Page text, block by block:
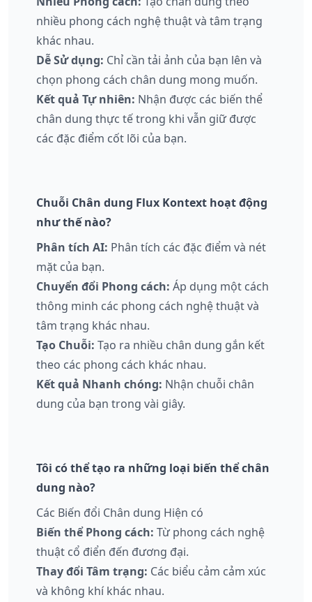
nhiều phong cách nghệ thuật và tâm trạng
khác nhau.
Dễ Sử dụng: Chỉ cần tải ảnh của bạn lên và
chọn phong cách chân dung mong muốn.
Kết quả Tự nhiên: Nhận được các biến thể
chân dung thực tế trong khi vẫn giữ được
các đặc điểm cốt lõi của bạn.
Chuỗi Chân dung Flux Kontext hoạt động
như thế nào?
Phân tích AI: Phân tích các đặc điểm và nét
mặt của bạn.
Chuyển đổi Phong cách: Áp dụng một cách
thông minh các phong cách nghệ thuật và
tâm trạng khác nhau.
Tạo Chuỗi: Tạo ra nhiều chân dung gắn kết
theo các phong cách khác nhau.
Kết quả Nhanh chóng: Nhận chuỗi chân
dung của bạn trong vài giây.
Tôi có thể tạo ra những loại biến thể chân
dung nào?
Các Biến đổi Chân dung Hiện có
Biến thể Phong cách: Từ phong cách nghệ
thuật cổ điển đến đương đại.
Thay đổi Tâm trạng: Các biểu cảm cảm xúc
và không khí khác nhau.